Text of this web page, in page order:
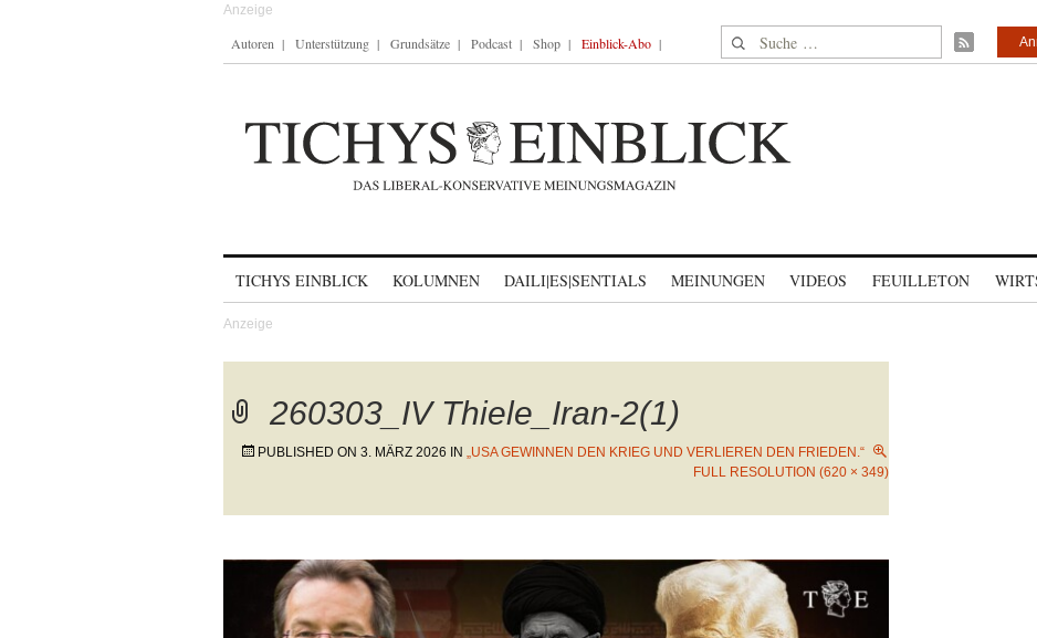
Autoren Unterstützung Grundsätze Podcast Shop Einblick-Abo Suche nach:
TICHYS EINBLICK KOLUMNEN DAILI|ES|SENTIALS MEINUNGEN VIDEOS FEUILLETON
260303_IV Thiele_Iran-2(1)
PUBLISHED ON 3. MÄRZ 2026 IN „USA GEWINNEN DEN KRIEG UND VERLIEREN DEN FRIEDEN.“
FULL RESOLUTION (620 × 349)